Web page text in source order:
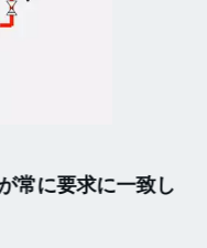
常に要求に一致し